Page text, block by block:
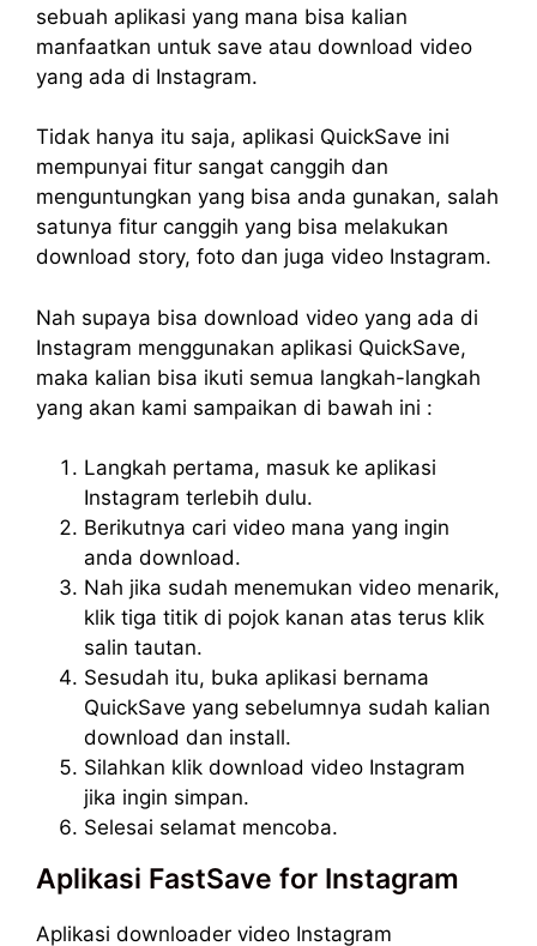
sebuah aplikasi yang mana bisa kalian
manfaatkan untuk save atau download video
yang ada di Instagram.
Tidak hanya itu saja, aplikasi QuickSave ini
mempunyai fitur sangat canggih dan
menguntungkan yang bisa anda gunakan, salah
satunya fitur canggih yang bisa melakukan
download story, foto dan juga video Instagram.
Nah supaya bisa download video yang ada di
Instagram menggunakan aplikasi QuickSave,
maka kalian bisa ikuti semua langkah-langkah
yang akan kami sampaikan di bawah ini :
Langkah pertama, masuk ke aplikasi
Instagram terlebih dulu.
Berikutnya cari video mana yang ingin
anda download.
Nah jika sudah menemukan video menarik,
klik tiga titik di pojok kanan atas terus klik
salin tautan.
Sesudah itu, buka aplikasi bernama
QuickSave yang sebelumnya sudah kalian
download dan install.
Silahkan klik download video Instagram
jika ingin simpan.
Selesai selamat mencoba.
Aplikasi FastSave for Instagram
Aplikasi downloader video Instagram